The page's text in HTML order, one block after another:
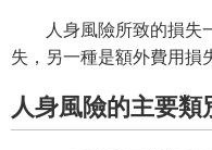
人身風險所致的損失一
失，另一種是額外費用損
人身風險的主要類